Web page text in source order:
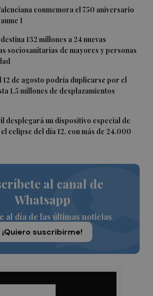
conmemora el 750 aniversario
I
132 millones a 24 nuevas
sociosanitarias de mayores y personas
12 de agosto podría duplicarse por el
1,5 millones de desplazamientos
desplegará un dispositivo especial de
eclipse del día 12, con más de 24.000
al canal de
Whatsapp
al día de las últimas noticias
¡Quiero suscribirme!